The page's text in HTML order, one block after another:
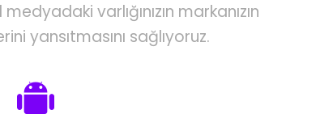
varlığınızın markanızın
yansıtmasını sağlıyoruz.